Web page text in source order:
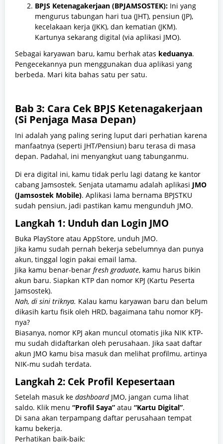
BPJS Ketenagakerjaan (BPJAMSOSTEK): Ini yang
mengurus tabungan hari tua (JHT), pensiun (JP),
kecelakaan kerja (JKK), dan kematian (JKM).
Kartunya sekarang digital (via aplikasi JMO).
Sebagai karyawan baru, kamu berhak atas keduanya.
Pengecekannya pun menggunakan dua aplikasi yang
berbeda. Mari kita bahas satu per satu.
Bab 3: Cara Cek BPJS Ketenagakerjaan
(Si Penjaga Masa Depan)
Ini adalah yang paling sering luput dari perhatian karena
manfaatnya (seperti JHT/Pensiun) baru terasa di masa
depan. Padahal, ini menyangkut uang tabunganmu.
Di era digital ini, kamu tidak perlu lagi datang ke kantor
cabang Jamsostek. Senjata utamamu adalah aplikasi JMO
(Jamsostek Mobile). Aplikasi lama bernama BPJSTKU
sudah pensiun, jadi pastikan kamu mengunduh JMO.
Langkah 1: Unduh dan Login JMO
Buka PlayStore atau AppStore, unduh JMO.
Jika kamu sudah pernah bekerja sebelumnya dan punya
akun, tinggal login pakai email lama.
Jika kamu benar-benar fresh graduate, kamu harus bikin
akun baru. Siapkan KTP dan nomor KPJ (Kartu Peserta
Jamsostek).
Nah, di sini triknya. Kalau kamu karyawan baru dan belum
dikasih kartu fisik oleh HRD, bagaimana tahu nomor KPJ-
nya?
Biasanya, nomor KPJ akan muncul otomatis jika NIK KTP-
mu sudah didaftarkan oleh perusahaan. Jika saat daftar
akun JMO kamu bisa masuk dan melihat profilmu, artinya
NIK-mu sudah terdata.
Langkah 2: Cek Profil Kepesertaan
Setelah masuk ke dashboardJMO, jangan cuma lihat
saldo. Klik menu “Profil Saya” atau “Kartu Digital”.
Di sana akan terpampang daftar perusahaan tempat
kamu bekerja.
Perhatikan baik-baik: